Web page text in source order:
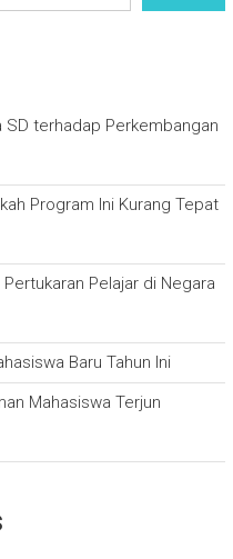
SD terhadap Perkembangan
Program Ini Kurang Tepat
Pelajar di Negara
Baru Tahun Ini
Mahasiswa Terjun